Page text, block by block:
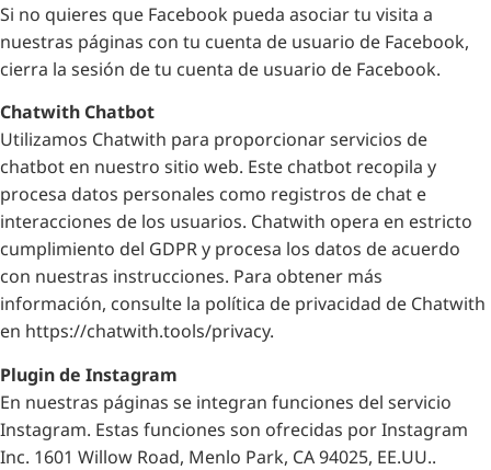
Si no quieres que Facebook pueda asociar tu visita a
nuestras páginas con tu cuenta de usuario de Facebook,
cierra la sesión de tu cuenta de usuario de Facebook.
Chatwith Chatbot
Utilizamos Chatwith para proporcionar servicios de
chatbot en nuestro sitio web. Este chatbot recopila y
procesa datos personales como registros de chat e
interacciones de los usuarios. Chatwith opera en estricto
cumplimiento del GDPR y procesa los datos de acuerdo
con nuestras instrucciones. Para obtener más
información, consulte la política de privacidad de Chatwith
en https://chatwith.tools/privacy.
Plugin de Instagram
En nuestras páginas se integran funciones del servicio
Instagram. Estas funciones son ofrecidas por Instagram
Inc. 1601 Willow Road, Menlo Park, CA 94025, EE.UU..